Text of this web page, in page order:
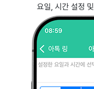
요일, 시간 설정